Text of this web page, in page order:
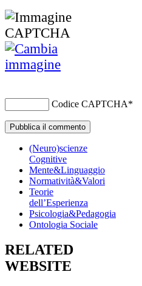
Codice CAPTCHA*
(Neuro)scienze
Cognitive
Mente&Linguaggio
Normatività&Valori
Teorie
dell’Esperienza
Psicologia&Pedagogia
Ontologia Sociale
RELATED
WEBSITE